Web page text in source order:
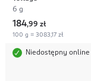
6 g
184,99 zł
100 g = 3083,17 zł
Niedostępny online